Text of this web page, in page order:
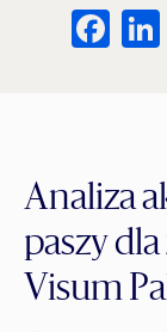
Analiza
paszy
Visum